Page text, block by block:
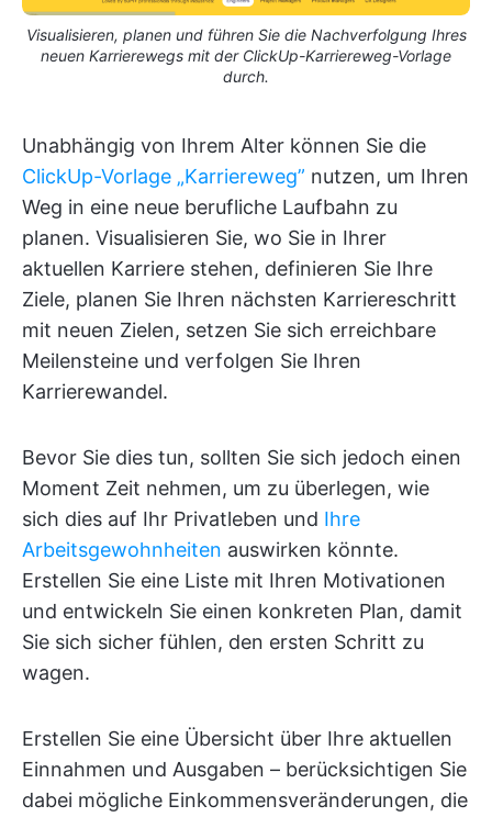
Visualisieren, planen und führen Sie die Nachverfolgung Ihres
neuen Karrierewegs mit der ClickUp-Karriereweg-Vorlage
durch.
Unabhängig von Ihrem Alter können Sie die
ClickUp-Vorlage „Karriereweg” nutzen, um Ihren
Weg in eine neue berufliche Laufbahn zu
planen. Visualisieren Sie, wo Sie in Ihrer
aktuellen Karriere stehen, definieren Sie Ihre
Ziele, planen Sie Ihren nächsten Karriereschritt
mit neuen Zielen, setzen Sie sich erreichbare
Meilensteine und verfolgen Sie Ihren
Karrierewandel.
Bevor Sie dies tun, sollten Sie sich jedoch einen
Moment Zeit nehmen, um zu überlegen, wie
sich dies auf Ihr Privatleben und Ihre
Arbeitsgewohnheiten auswirken könnte.
Erstellen Sie eine Liste mit Ihren Motivationen
und entwickeln Sie einen konkreten Plan, damit
Sie sich sicher fühlen, den ersten Schritt zu
wagen.
Erstellen Sie eine Übersicht über Ihre aktuellen
Einnahmen und Ausgaben – berücksichtigen Sie
dabei mögliche Einkommensveränderungen, die